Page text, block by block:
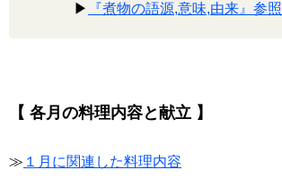
▶
『煮物の語源,意味,由来』参照
【 各月の料理内容と献立 】
≫ １月に関連した料理内容